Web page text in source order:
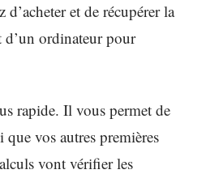
et de récupérer la
d’un ordinateur pour
rapide. Il vous permet de
vos autres premières
vont vérifier les